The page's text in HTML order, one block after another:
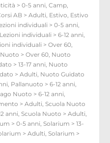
> 0-5 anni,Camp,
AB > Adulti, Estivo, Estivo
individuali > 0-5 anni,
Lezioni individuali > 6-12 anni,
individuali > Over 60,
> Over 60, Nuoto
> 13-17 anni, Nuoto
> Adulti, Nuoto Guidato
, Pallanuoto > 6-12 anni,
Nuoto > 6-12 anni,
> Adulti,Scuola Nuoto
anni,Scuola Nuoto > Adulti,
> 0-5 anni,Solarium > 13-
> Adulti,Solarium >